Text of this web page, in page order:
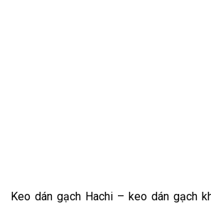
Keo dán gạch Hachi – keo dán gạch